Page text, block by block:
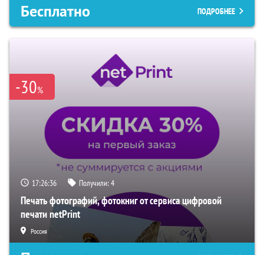
Бесплатно ПОДРОБНЕЕ
-30%
17:26:35 Получили:4
Печать фотографий, фотокниг от сервиса цифровой
печати netPrint
Россия